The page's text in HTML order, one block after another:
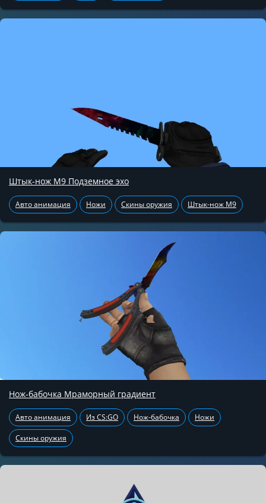
Штык-нож М9 Подземное эхо
Авто анимация Ножи Скины оружия Штык-нож М9
Нож-бабочка Мраморный градиент
Авто анимация Из CS:GO Нож-бабочка Ножи
Скины оружия